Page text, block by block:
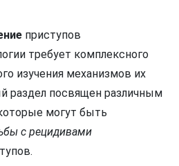
приступов
требует комплексного
изучения механизмов их
раздел посвящен различным
могут быть
с рецидивами